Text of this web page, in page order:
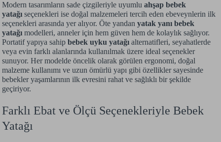
Modern tasarımların sade çizgileriyle uyumlu ahşap bebek
yatağı seçenekleri ise doğal malzemeleri tercih eden ebeveynlerin ilk
seçenekleri arasında yer alıyor. Öte yandan yatak yanı bebek
yatağı modelleri, anneler için hem güven hem de kolaylık sağlıyor.
Portatif yapıya sahip bebek uyku yatağı alternatifleri, seyahatlerde
veya evin farklı alanlarında kullanılmak üzere ideal seçenekler
sunuyor. Her modelde öncelik olarak görülen ergonomi, doğal
malzeme kullanımı ve uzun ömürlü yapı gibi özellikler sayesinde
bebekler yaşamlarının ilk evresini rahat ve sağlıklı bir şekilde
geçiriyor.
Farklı Ebat ve Ölçü Seçenekleriyle Bebek
Yatağı